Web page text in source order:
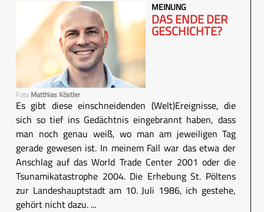
Foto Matthias Köstler
MEINUNG
DAS ENDE DER
GESCHICHTE?
Es gibt diese einschneidenden (Welt)Ereignisse, die
sich so tief ins Gedächtnis eingebrannt haben, dass
man noch genau weiß, wo man am jeweiligen Tag
gerade gewesen ist. In meinem Fall war das etwa der
Anschlag auf das World Trade Center 2001 oder die
Tsunamikatastrophe 2004. Die Erhebung St. Pöltens
zur Landeshauptstadt am 10. Juli 1986, ich gestehe,
gehört nicht dazu. ...